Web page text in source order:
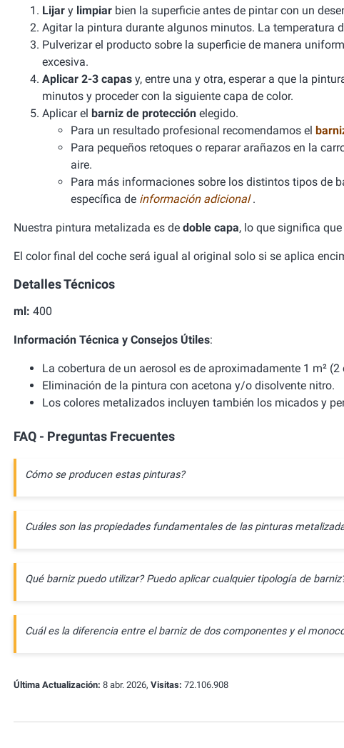
Lijar y limpiar bien la superficie antes de pintar con un
Agitar la pintura durante algunos minutos. La temperatura
Pulverizar el producto sobre la superficie de manera
excesiva.
Aplicar 2-3 capas y, entre una y otra, esperar a que la
minutos y proceder con la siguiente capa de color.
Aplicar el barniz de protección elegido.
Para un resultado profesional recomendamos el
Para pequeños retoques o reparar arañazos en la
aire.
Para más informaciones sobre los distintos tipos de
específica de información adicional.
Nuestra pintura metalizada es de doble capa, lo que significa
El color final del coche será igual al original solo si se aplica
Detalles Técnicos
ml: 400
Información Técnica y Consejos Útiles:
La cobertura de un aerosol es de aproximadamente 1 m² (2
Eliminación de la pintura con acetona y/o disolvente nitro.
Los colores metalizados incluyen también los micados y
FAQ - Preguntas Frecuentes
Cómo se producen estas pinturas?
Cuáles son las propiedades fundamentales de las pinturas
Qué barniz puedo utilizar? Puedo aplicar cualquier tipología de
Cuál es la diferencia entre el barniz de dos componentes y el
Última Actualización: 8 abr. 2026, Visitas: 72.106.908